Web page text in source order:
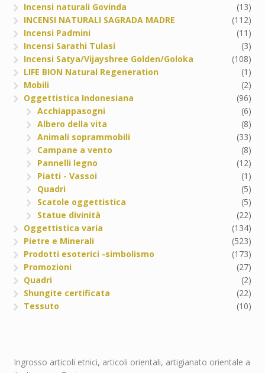
Incensi naturali Govinda
(13)
INCENSI NATURALI SAGRADA MADRE
(112)
Incensi Padmini
(11)
Incensi Sarathi Tulasi
(3)
Incensi Satya/Vijayshree Golden/Goloka
(108)
LIFE BION Natural Regeneration
(1)
Mobili
(2)
Oggettistica Indonesiana
(96)
Acchiappasogni
(6)
Albero della vita
(8)
Animali soprammobili
(33)
Campane a vento
(8)
Pannelli legno
(12)
Piatti - Vassoi
(1)
Quadri
(5)
Scatole oggettistica
(5)
Statue divinità
(22)
Oggettistica varia
(134)
Pietre e Minerali
(523)
Prodotti esoterici -simbolismo
(173)
Promozioni
(27)
Quadri
(2)
Shungite certificata
(22)
Tessuto
(10)
Ingrosso articoli etnici, articoli orientali, artigianato orientale a